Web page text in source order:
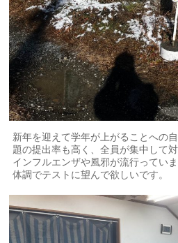
新年を迎えて学年が上がることへの
題の提出率も高く、全員が集中して
インフルエンザや風邪が流行ってい
体調でテストに望んで欲しいです。